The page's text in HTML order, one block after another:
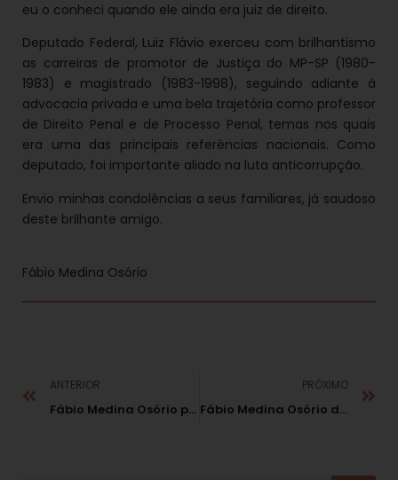
eu o conheci quando ele ainda era juiz de direito.
Deputado Federal, Luiz Flávio exerceu com brilhantismo
as carreiras de promotor de Justiça do MP-SP (1980-
1983) e magistrado (1983-1998), seguindo adiante à
advocacia privada e uma bela trajetória como professor
de Direito Penal e de Processo Penal, temas nos quais
era uma das principais referências nacionais. Como
deputado, foi importante aliado na luta anticorrupção.
Envio minhas condolências a seus familiares, já saudoso
deste brilhante amigo.
Fábio Medina Osório
ANTERIOR
Fábio Medina Osório publicou, em 2008, artigo “Improbidade dos Fiscalizadores”
PRÓXIMO
Fábio Medina Osório debateu atuação sancionadora da administração em tempos de crise em debate digital